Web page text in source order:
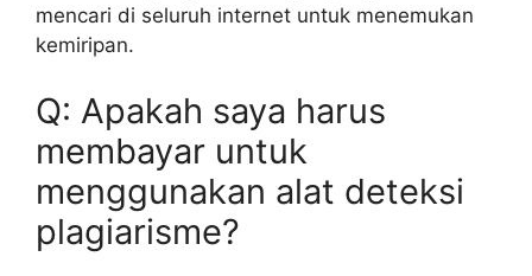
mencari di seluruh internet untuk menemukan
kemiripan.
Q: Apakah saya harus
membayar untuk
menggunakan alat deteksi
plagiarisme?